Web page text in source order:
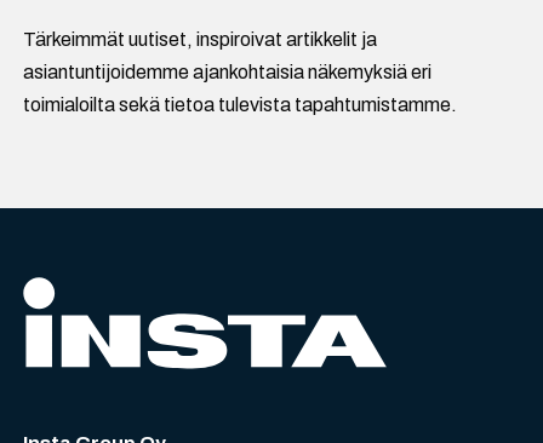
Tärkeimmät uutiset, inspiroivat artikkelit ja
asiantuntijoidemme ajankohtaisia näkemyksiä eri
toimialoilta sekä tietoa tulevista tapahtumistamme.